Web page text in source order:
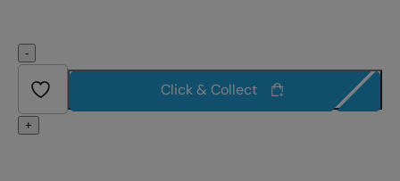
-
+
Click & Collect